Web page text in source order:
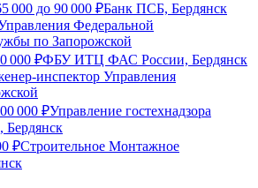
000 до 90 000 ₽Банк ПСБ, Бердянск
Федеральной
по Запорожской
000 ₽ФБУ ИТЦ ФАС России, Бердянск
инспектор Управления
000 ₽Управление гостехнадзора
Бердянск
₽Строительное Монтажное